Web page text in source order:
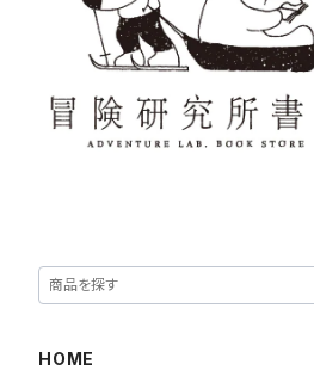
HOME